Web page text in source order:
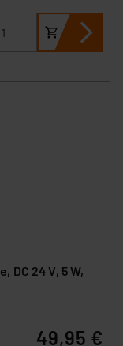
DC 24 V, 5 W,
49,95 €